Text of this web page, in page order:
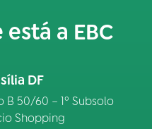
a EBC
DF
B 50/60 – 1º Subsolo
Shopping